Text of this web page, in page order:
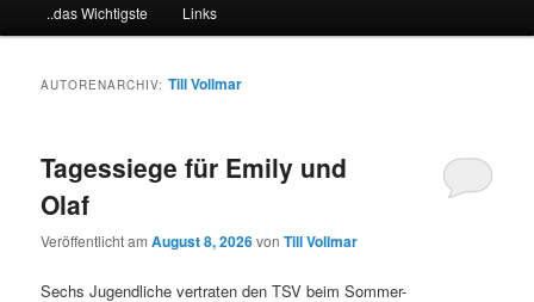
..das Wichtigste Links
AUTORENARCHIV:Till Vollmar
Tagessiege für Emily und
Olaf
Veröffentlicht amAugust 8, 2026vonTill Vollmar
Sechs Jugendliche vertraten den TSV beim Sommer-